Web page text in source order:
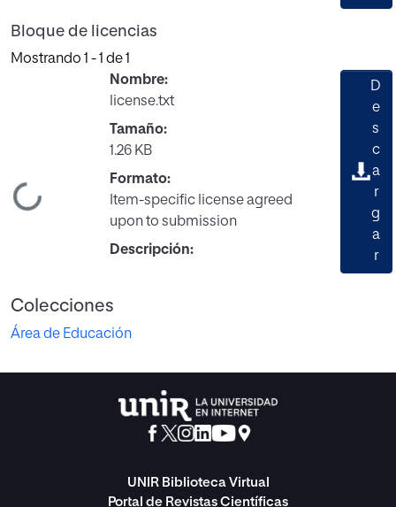
Bloque de licencias
Mostrando 1 - 1 de 1
Cargando...
Nombre:
license.txt
Tamaño:
1.26 KB
Formato:
Item-specific license agreed
upon to submission
Descripción:
D
e
s
c
a
r
g
a
r
Colecciones
Área de Educación
UNIR Biblioteca Virtual
Portal de Revistas Científicas